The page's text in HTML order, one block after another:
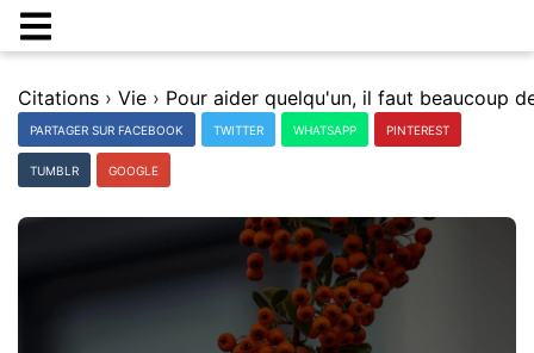
Citations › Vie ›
PARTAGER SUR FACEBOOK TWITTER WHATSAPP PINTEREST
TUMBLR GOOGLE